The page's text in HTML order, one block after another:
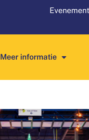
Meer informatie